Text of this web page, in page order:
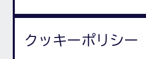
クッキーポリシー